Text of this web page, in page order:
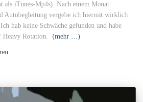
als iTunes-Mp4s). Nach einem Monat
Autobegleitung vergebe ich hiermit wirklich
hab keine Schwäche gefunden und habe
Heavy Rotation.
(mehr …)